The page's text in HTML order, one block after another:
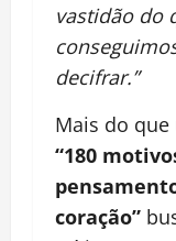
vastidão do
decifrar.”
Mais do que
“180
coração”